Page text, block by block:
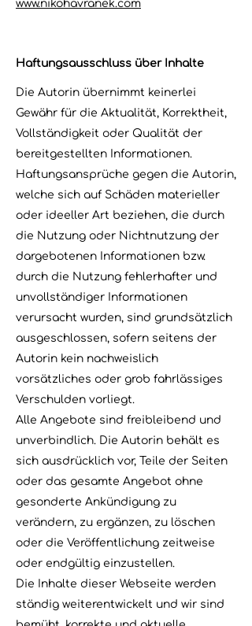
www.nikohavranek.com
Haftungsausschluss über Inhalte
Die Autorin übernimmt keinerlei
Gewähr für die Aktualität, Korrektheit,
Vollständigkeit oder Qualität der
bereitgestellten Informationen.
Haftungsansprüche gegen die Autorin,
welche sich auf Schäden materieller
oder ideeller Art beziehen, die durch
die Nutzung oder Nichtnutzung der
dargebotenen Informationen bzw.
durch die Nutzung fehlerhafter und
unvollständiger Informationen
verursacht wurden, sind grundsätzlich
ausgeschlossen, sofern seitens der
Autorin kein nachweislich
vorsätzliches oder grob fahrlässiges
Verschulden vorliegt.
Alle Angebote sind freibleibend und
unverbindlich. Die Autorin behält es
sich ausdrücklich vor, Teile der Seiten
oder das gesamte Angebot ohne
gesonderte Ankündigung zu
verändern, zu ergänzen, zu löschen
oder die Veröffentlichung zeitweise
oder endgültig einzustellen.
Die Inhalte dieser Webseite werden
ständig weiterentwickelt und wir sind